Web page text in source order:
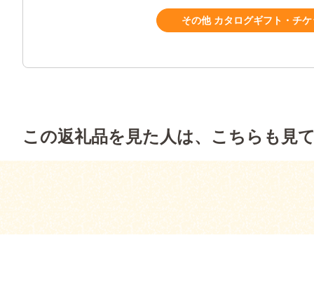
その他 カタログギフト・チ
この返礼品を見た人は、こちらも見